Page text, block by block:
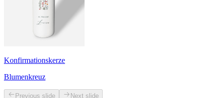
Konfirmationskerze
Blumenkreuz
Previous slide Next slide